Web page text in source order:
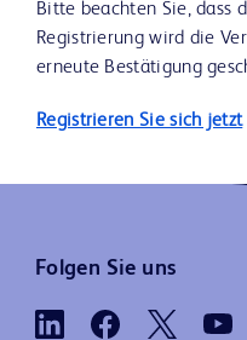
Bitte beachten Sie, dass
Registrierung wird die
erneute Bestätigung
Registrieren Sie sich jetzt
Folgen Sie uns